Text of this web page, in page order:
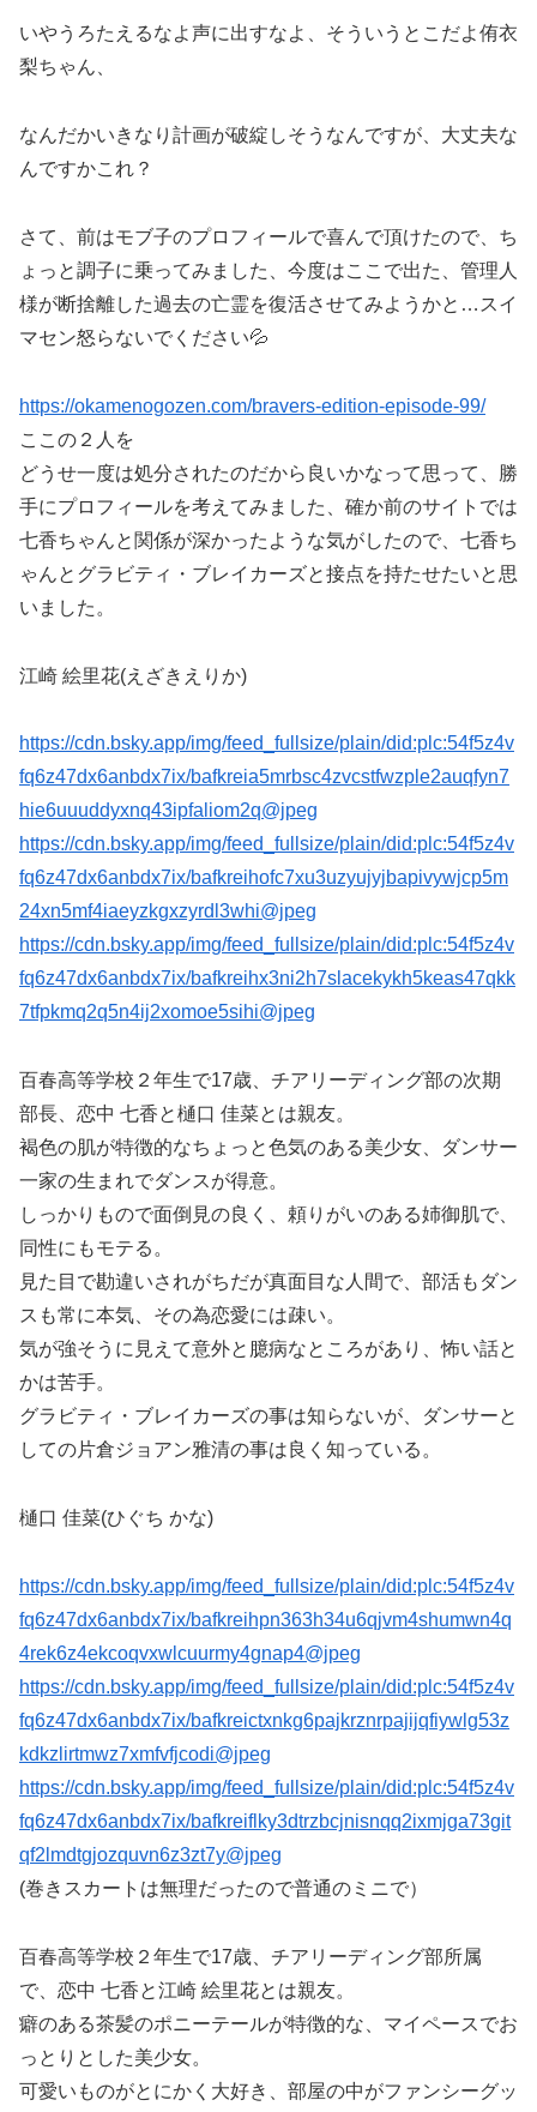
いやうろたえるなよ声に出すなよ、そういうとこだよ侑衣
梨ちゃん、
なんだかいきなり計画が破綻しそうなんですが、大丈夫な
んですかこれ？
さて、前はモブ子のプロフィールで喜んで頂けたので、ち
ょっと調子に乗ってみました、今度はここで出た、管理人
様が断捨離した過去の亡霊を復活させてみようかと…スイ
マセン怒らないでください💦
https://okamenogozen.com/bravers-edition-episode-99/
ここの２人を
どうせ一度は処分されたのだから良いかなって思って、勝
手にプロフィールを考えてみました、確か前のサイトでは
七香ちゃんと関係が深かったような気がしたので、七香ち
ゃんとグラビティ・ブレイカーズと接点を持たせたいと思
いました。
江崎 絵里花(えざきえりか)
https://cdn.bsky.app/img/feed_fullsize/plain/did:plc:54f5z4v
fq6z47dx6anbdx7ix/bafkreia5mrbsc4zvcstfwzple2auqfyn7
hie6uuuddyxnq43ipfaliom2q@jpeg
https://cdn.bsky.app/img/feed_fullsize/plain/did:plc:54f5z4v
fq6z47dx6anbdx7ix/bafkreihofc7xu3uzyujyjbapivywjcp5m
24xn5mf4iaeyzkgxzyrdl3whi@jpeg
https://cdn.bsky.app/img/feed_fullsize/plain/did:plc:54f5z4v
fq6z47dx6anbdx7ix/bafkreihx3ni2h7slacekykh5keas47qkk
7tfpkmq2q5n4ij2xomoe5sihi@jpeg
百春高等学校２年生で17歳、チアリーディング部の次期
部長、恋中 七香と樋口 佳菜とは親友。
褐色の肌が特徴的なちょっと色気のある美少女、ダンサー
一家の生まれでダンスが得意。
しっかりもので面倒見の良く、頼りがいのある姉御肌で、
同性にもモテる。
見た目で勘違いされがちだが真面目な人間で、部活もダン
スも常に本気、その為恋愛には疎い。
気が強そうに見えて意外と臆病なところがあり、怖い話と
かは苦手。
グラビティ・ブレイカーズの事は知らないが、ダンサーと
しての片倉ジョアン雅清の事は良く知っている。
樋口 佳菜(ひぐち かな)
https://cdn.bsky.app/img/feed_fullsize/plain/did:plc:54f5z4v
fq6z47dx6anbdx7ix/bafkreihpn363h34u6qjvm4shumwn4q
4rek6z4ekcoqvxwlcuurmy4gnap4@jpeg
https://cdn.bsky.app/img/feed_fullsize/plain/did:plc:54f5z4v
fq6z47dx6anbdx7ix/bafkreictxnkg6pajkrznrpajijqfiywlg53z
kdkzlirtmwz7xmfvfjcodi@jpeg
https://cdn.bsky.app/img/feed_fullsize/plain/did:plc:54f5z4v
fq6z47dx6anbdx7ix/bafkreiflky3dtrzbcjnisnqq2ixmjga73git
qf2lmdtgjozquvn6z3zt7y@jpeg
(巻きスカートは無理だったので普通のミニで）
百春高等学校２年生で17歳、チアリーディング部所属
で、恋中 七香と江崎 絵里花とは親友。
癖のある茶髪のポニーテールが特徴的な、マイペースでお
っとりとした美少女。
可愛いものがとにかく大好き、部屋の中がファンシーグッ